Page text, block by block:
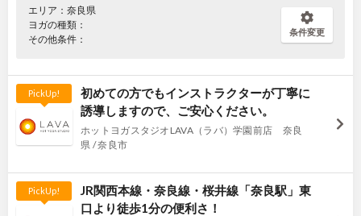
エリア：奈良県
ヨガの種類：
その他条件：
条件変更
PickUp!
初めての方でもインストラクターが丁寧に
誘導しますので、ご安心ください。
ホットヨガスタジオLAVA（ラバ）学園前店 奈良
県 / 奈良市
PickUp!
JR関西本線・奈良線・桜井線「奈良駅」東
口より徒歩1分の便利さ！